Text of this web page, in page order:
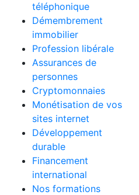
téléphonique
Démembrement
immobilier
Profession libérale
Assurances de
personnes
Cryptomonnaies
Monétisation de vos
sites internet
Développement
durable
Financement
international
Nos formations